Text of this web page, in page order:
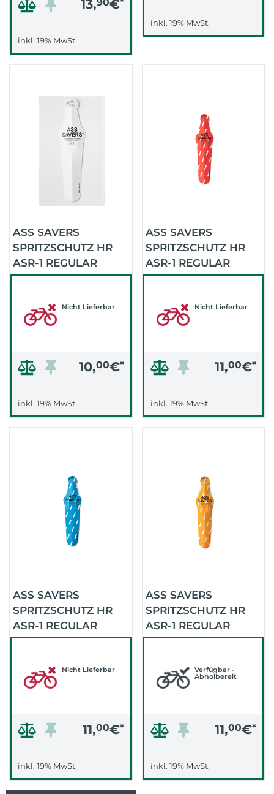
13, €
inkl. 19% MwSt.
inkl. 19% MwSt.
ASS SAVERS
SPRITZSCHUTZ HR
ASR-1 REGULAR
(WHITE)
Nicht Lieferbar
10,00€*
inkl. 19% MwSt.
ASS SAVERS
SPRITZSCHUTZ HR
ASR-1 REGULAR
(BOLD RAIN RED)
Nicht Lieferbar
11,00€*
inkl. 19% MwSt.
ASS SAVERS
SPRITZSCHUTZ HR
ASR-1 REGULAR
(BOLD RAIN BLUE)
Nicht Lieferbar
11,00€*
inkl. 19% MwSt.
ASS SAVERS
SPRITZSCHUTZ HR
ASR-1 REGULAR
(BOLD RAIN
Verfügbar -
Abholbereit
11,00€*
inkl. 19% MwSt.